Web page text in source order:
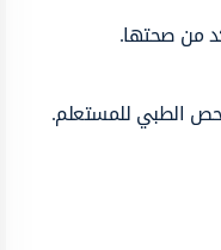
من صحتها.
الطبي للمستعلم.